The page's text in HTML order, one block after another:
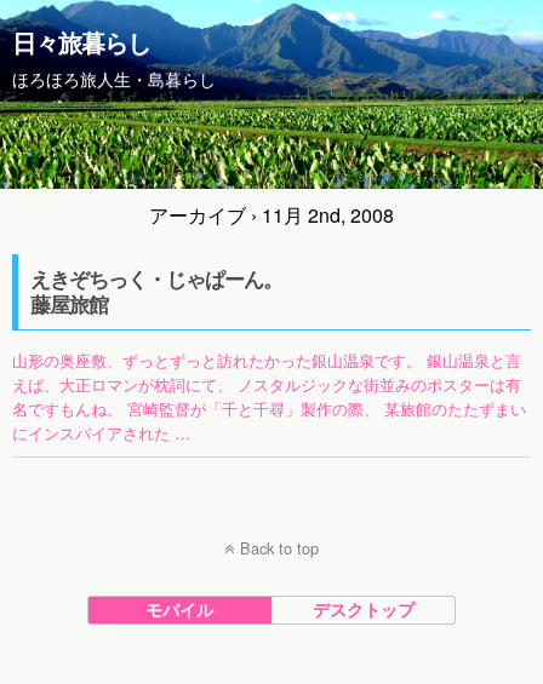
日々旅暮らし
ほろほろ旅人生・島暮らし
アーカイブ › 11月 2nd, 2008
えきぞちっく・じゃぱーん。
藤屋旅館
山形の奥座敷、ずっとずっと訪れたかった銀山温泉です。 銀山温泉と言
えば、大正ロマンが枕詞にて、 ノスタルジックな街並みのポスターは有
名ですもんね。 宮崎監督が「千と千尋」製作の際、 某旅館のたたずまい
にインスパイアされた …
Back to top
モバイル デスクトップ